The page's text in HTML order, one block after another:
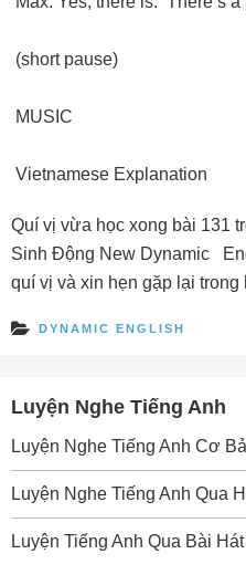
(short pause)
MUSIC
Vietnamese Explanation
Quí vị vừa học xong bài 131
Sinh Ðộng New Dynamic
quí vị và xin hẹn gặp lại trong
DYNAMIC ENGLISH
Luyện Nghe Tiếng Anh
Luyện Nghe Tiếng Anh Cơ
Luyện Nghe Tiếng Anh Qua
Luyện Tiếng Anh Qua Bài Hát